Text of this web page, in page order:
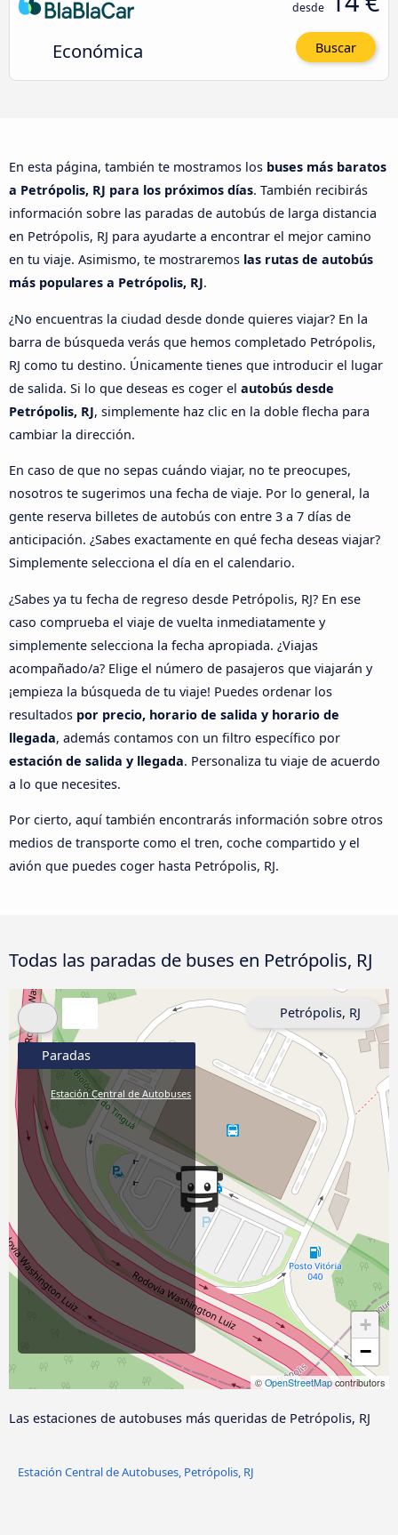
Económica
desde
Buscar
En esta página, también te mostramos los buses más baratos
a Petrópolis, RJ para los próximos días. También recibirás
información sobre las paradas de autobús de larga distancia
en Petrópolis, RJ para ayudarte a encontrar el mejor camino
en tu viaje. Asimismo, te mostraremos las rutas de autobús
más populares a Petrópolis, RJ.
¿No encuentras la ciudad desde donde quieres viajar? En la
barra de búsqueda verás que hemos completado Petrópolis,
RJ como tu destino. Únicamente tienes que introducir el lugar
de salida. Si lo que deseas es coger el autobús desde
Petrópolis, RJ, simplemente haz clic en la doble flecha para
cambiar la dirección.
En caso de que no sepas cuándo viajar, no te preocupes,
nosotros te sugerimos una fecha de viaje. Por lo general, la
gente reserva billetes de autobús con entre 3 a 7 días de
anticipación. ¿Sabes exactamente en qué fecha deseas viajar?
Simplemente selecciona el día en el calendario.
¿Sabes ya tu fecha de regreso desde Petrópolis, RJ? En ese
caso comprueba el viaje de vuelta inmediatamente y
simplemente selecciona la fecha apropiada. ¿Viajas
acompañado/a? Elige el número de pasajeros que viajarán y
¡empieza la búsqueda de tu viaje! Puedes ordenar los
resultados por precio, horario de salida y horario de
llegada, además contamos con un filtro específico por
estación de salida y llegada. Personaliza tu viaje de acuerdo
a lo que necesites.
Por cierto, aquí también encontrarás información sobre otros
medios de transporte como el tren, coche compartido y el
avión que puedes coger hasta Petrópolis, RJ.
Todas las paradas de buses en Petrópolis, RJ
+
−
© OpenStreetMapcontributors
Paradas
Estación Central de Autobuses
Petrópolis, RJ
Las estaciones de autobuses más queridas de Petrópolis, RJ
Estación Central de Autobuses, Petrópolis, RJ